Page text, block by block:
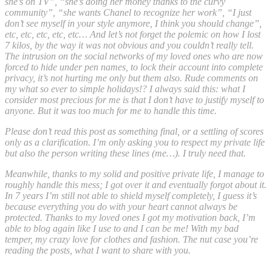
community”, “she wants Chanel to recognize her work”, “I just
don’t see myself in your style anymore, I think you should change”,
etc, etc, etc, etc, etc… And let’s not forget the polemic on how I lost
7 kilos, by the way it was not obvious and you couldn’t really tell.
The intrusion on the social networks of my loved ones who are now
forced to hide under pen names, to lock their account into complete
privacy, it’s not hurting me only but them also. Rude comments on
my what so ever to simple holidays!? I always said this: what I
consider most precious for me is that I don’t have to justify myself to
anyone. But it was too much for me to handle this time.
Please don’t read this post as something final, or a settling of scores
only as a clarification. I’m only asking you to respect my private life
but also the person writing these lines (me…). I truly need that.
Meanwhile, thanks to my solid and positive private life, I manage to
roughly handle this mess; I got over it and eventually forgot about it.
In 7 years I’m still not able to shield myself completely, I guess it’s
because everything you do with your heart cannot always be
protected. Thanks to my loved ones I got my motivation back, I’m
able to blog again like I use to and I can be me! With my bad
temper, my crazy love for clothes and fashion. The nut case you’re
reading the posts, what I want to share with you.